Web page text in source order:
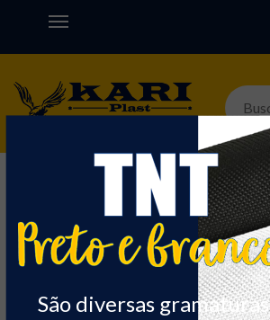
POLIESTER
Ordenar: Nome
São diversas gramaturas